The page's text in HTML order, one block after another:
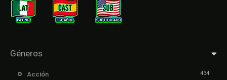
Géneros
Acción 434